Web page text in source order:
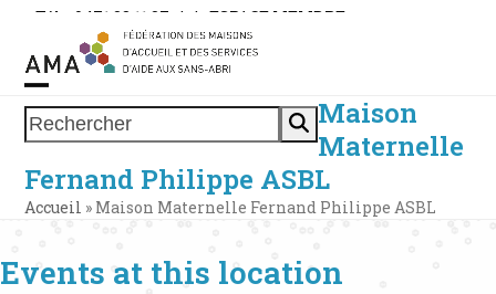
Skip
content
Tél. : 0471 38 11 37 | | ESPACE MEMBRE
Rechercher
Open
mobile
menu
Close
mobile
menu
Maison
Maternelle
Fernand Philippe ASBL
Accueil » Maison Maternelle Fernand Philippe ASBL
Events at this location